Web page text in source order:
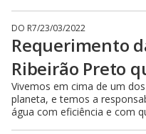
DO R7/23/03/2022
Requerimento
Ribeirão Preto
Vivemos em cima de um
planeta, e temos a
água com eficiência e com